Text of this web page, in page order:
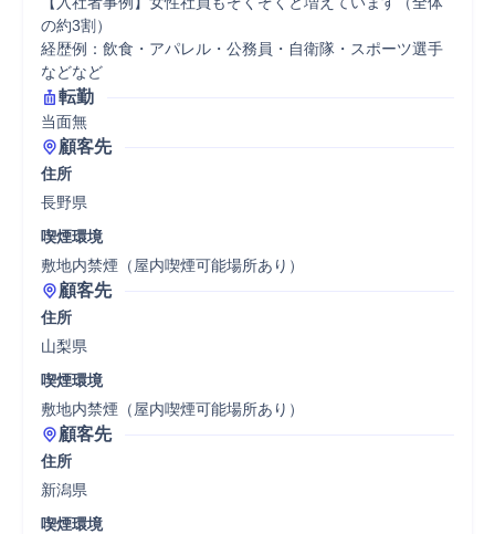
の約3割）
経歴例：飲食・アパレル・公務員・自衛隊・スポーツ選手
などなど
転勤
当面無
顧客先
住所
長野県
喫煙環境
敷地内禁煙（屋内喫煙可能場所あり）
顧客先
住所
山梨県
喫煙環境
敷地内禁煙（屋内喫煙可能場所あり）
顧客先
住所
新潟県
喫煙環境